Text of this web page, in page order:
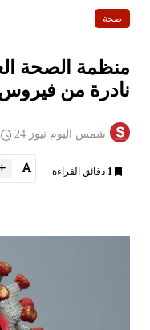
صحة
منظمة الصحة
نادرة من فيروس
شمس اليوم نيوز 24
1 دقائق القراءة